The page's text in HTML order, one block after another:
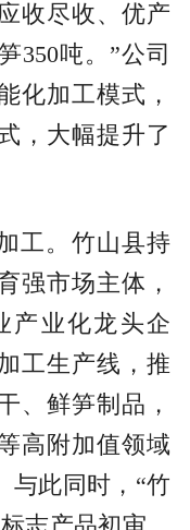
收尽收、优产
350吨。”公司
化加工模式，
，大幅提升了
工。竹山县持
强市场主体，
产业化龙头企
工生产线，推
、鲜笋制品，
高附加值领域
与此同时，“竹